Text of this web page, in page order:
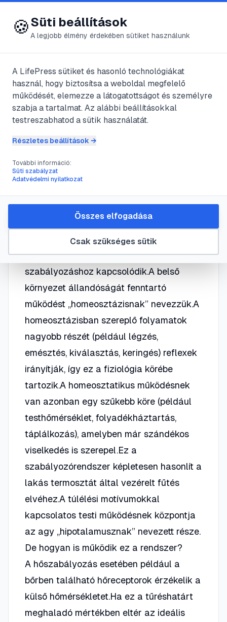
😍 LifePress
@Johnyka
2025. január 22. · 3perc olvasás
Túlélési motívumok
#folyadékháztartés
Minden egyes élőlény igyekszik saját
belső egyensúlyát fenntartani.Ez a
fejlettebb élőlényeknél a vérkeringéshez,
és döntően a központi idegrendszeri
szabályozáshoz kapcsolódik.A belső
környezet állandóságát fenntartó
működést „homeosztázisnak” nevezzük.A
homeosztázisban szereplő folyamatok
nagyobb részét (például légzés,
emésztés, kiválasztás, keringés) reflexek
irányítják, így ez a fiziológia körébe
tartozik.A homeosztatikus működésnek
van azonban egy szűkebb köre (például
testhőmérséklet, folyadékháztartás,
táplálkozás), amelyben már szándékos
viselkedés is szerepel.Ez a
szabályozórendszer képletesen hasonlít a
lakás termosztát által vezérelt fűtés
elvéhez.A túlélési motívumokkal
kapcsolatos testi működésnek központja
az agy „hipotalamusznak” nevezett része.
De hogyan is működik ez a rendszer?
A hőszabályozás esetében például a
bőrben található hőreceptorok érzékelik a
külső hőmérsékletet.Ha ez a tűréshatárt
meghaladó mértékben eltér az ideális
🍪Süti beállítások
A legjobb élmény érdekében sütiket használunk
A LifePress sütiket és hasonló technológiákat
használ, hogy biztosítsa a weboldal megfelelő
működését, elemezze a látogatottságot és személyre
szabja a tartalmat. Az alábbi beállításokkal
testreszabhatod a sütik használatát.
Részletes beállítások →
További információ:
Süti szabályzat
Adatvédelmi nyilatkozat
Csak szükséges sütik
Összes elfogadása